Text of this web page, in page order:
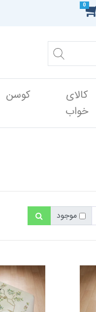
0
کالای
خواب
کوسن
موجود